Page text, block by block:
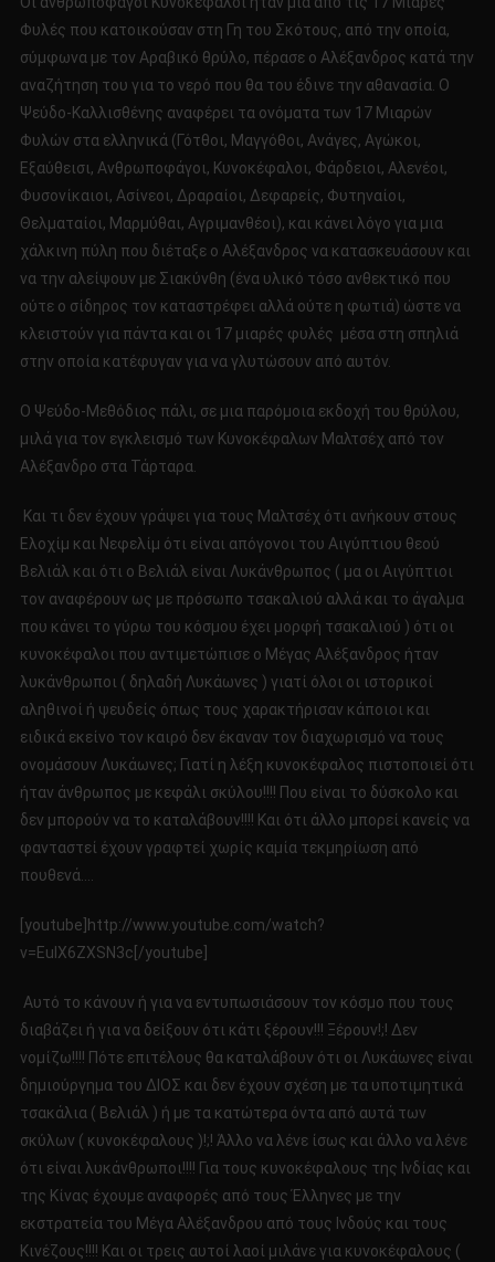
ΜΑΛΤΣΕΧ
ΚΑΙ
ΟΙ
ΕΛΟΧΙΜ!;!
Φυλές που κατοικούσαν στη Γη του Σκότους, από την οποία,
σύμφωνα με τον Αραβικό θρύλο, πέρασε ο Αλέξανδρος κατά την
αναζήτηση του για το νερό που θα του έδινε την αθανασία. Ο
Ψεύδο-Καλλισθένης αναφέρει τα ονόματα των 17 Μιαρών
Φυλών στα ελληνικά (Γότθοι, Μαγγόθοι, Ανάγες, Αγώκοι,
Εξαύθεισι, Ανθρωποφάγοι, Κυνοκέφαλοι, Φάρδειοι, Αλενέοι,
Φυσονίκαιοι, Ασίνεοι, Δραραίοι, Δεφαρείς, Φυτηναίοι,
Θελματαίοι, Μαρμύθαι, Αγριμανθέοι), και κάνει λόγο για μια
χάλκινη πύλη που διέταξε ο Αλέξανδρος να κατασκευάσουν και
να την αλείψουν με Σιακύνθη (ένα υλικό τόσο ανθεκτικό που
ούτε ο σίδηρος τον καταστρέφει αλλά ούτε η φωτιά) ώστε να
κλειστούν για πάντα και οι 17 μιαρές φυλές μέσα στη σπηλιά
στην οποία κατέφυγαν για να γλυτώσουν από αυτόν.
Ο Ψεύδο-Μεθόδιος πάλι, σε μια παρόμοια εκδοχή του θρύλου,
μιλά για τον εγκλεισμό των Κυνοκέφαλων Μαλτσέχ από τον
Αλέξανδρο στα Τάρταρα.
Και τι δεν έχουν γράψει για τους Μαλτσέχ ότι ανήκουν στους
Ελοχίμ και Νεφελίμ ότι είναι απόγονοι του Αιγύπτιου θεού
Βελιάλ και ότι ο Βελιάλ είναι Λυκάνθρωπος ( μα οι Αιγύπτιοι
τον αναφέρουν ως με πρόσωπο τσακαλιού αλλά και το άγαλμα
που κάνει το γύρω του κόσμου έχει μορφή τσακαλιού ) ότι οι
κυνοκέφαλοι που αντιμετώπισε ο Μέγας Αλέξανδρος ήταν
λυκάνθρωποι ( δηλαδή Λυκάωνες ) γιατί όλοι οι ιστορικοί
αληθινοί ή ψευδείς όπως τους χαρακτήρισαν κάποιοι και
ειδικά εκείνο τον καιρό δεν έκαναν τον διαχωρισμό να τους
ονομάσουν Λυκάωνες; Γιατί η λέξη κυνοκέφαλος πιστοποιεί ότι
ήταν άνθρωπος με κεφάλι σκύλου!!!! Που είναι το δύσκολο και
δεν μπορούν να το καταλάβουν!!!! Και ότι άλλο μπορεί κανείς να
φανταστεί έχουν γραφτεί χωρίς καμία τεκμηρίωση από
πουθενά….
[youtube]http://www.youtube.com/watch?
v=EuIX6ZXSN3c[/youtube]
Αυτό το κάνουν ή για να εντυπωσιάσουν τον κόσμο που τους
διαβάζει ή για να δείξουν ότι κάτι ξέρουν!!! Ξέρουν!;! Δεν
νομίζω!!!! Πότε επιτέλους θα καταλάβουν ότι οι Λυκάωνες είναι
δημιούργημα του ΔΙΟΣ και δεν έχουν σχέση με τα υποτιμητικά
τσακάλια ( Βελιάλ ) ή με τα κατώτερα όντα από αυτά των
σκύλων ( κυνοκέφαλους )!;! Άλλο να λένε ίσως και άλλο να λένε
ότι είναι λυκάνθρωποι!!!! Για τους κυνοκέφαλους της Ινδίας και
της Κίνας έχουμε αναφορές από τους Έλληνες με την
εκστρατεία του Μέγα Αλέξανδρου από τους Ινδούς και τους
Κινέζους!!!! Και οι τρεις αυτοί λαοί μιλάνε για κυνοκέφαλους (